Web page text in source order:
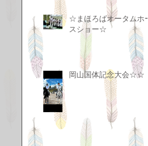
☆まほろばオータムホー
スショー☆
岡山国体記念大会☆☆